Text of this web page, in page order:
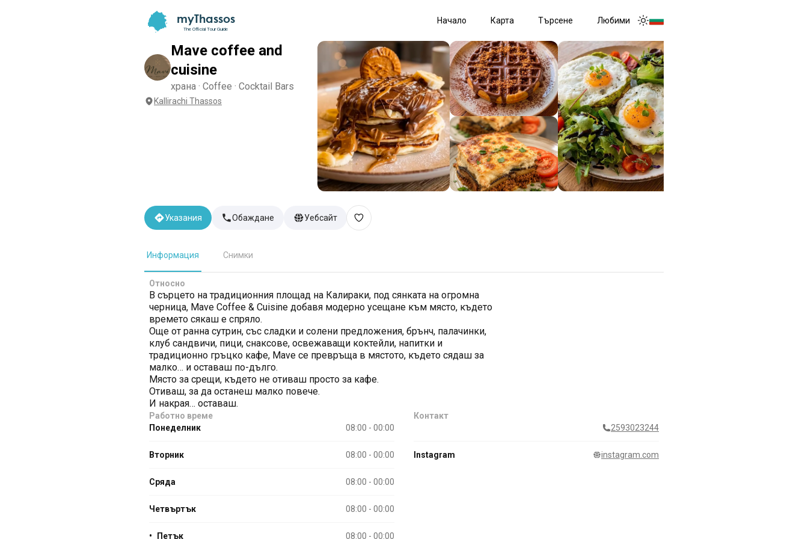
myThassos
The Official Tour Guide
Начало Карта Търсене
Любими
Mave coffee and
cuisine
храна · Coffee · Cocktail Bars
Kallirachi Thassos
Указания Обаждане Уебсайт
Информация Снимки
Относно
В сърцето на традиционния площад на Калираки, под сянката на огромна
черница, Mave Coffee & Cuisine добавя модерно усещане към място, където
времето сякаш е спряло.
Още от ранна сутрин, със сладки и солени предложения, брънч, палачинки,
клуб сандвичи, пици, снаксове, освежаващи коктейли, напитки и
традиционно гръцко кафе, Mave се превръща в мястото, където сядаш за
малко… и оставаш по-дълго.
Място за срещи, където не отиваш просто за кафе.
Отиваш, за да останеш малко повече.
И накрая… оставаш.
Работно време
Понеделник
08:00 - 00:00
Вторник 08:00 - 00:00
Сряда 08:00 - 00:00
Четвъртък 08:00 - 00:00
• Петък 08:00 - 00:00
Контакт
2593023244
Instagram instagram.com